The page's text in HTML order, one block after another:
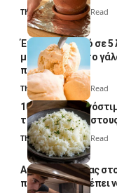
Thali Ombre4 Min Read
Έτοιμο παγωτό σε 5
μετατρέψετε το
παγωτομηχανή
Thali Ombre 4 Min Read
10 φορές ποιο
το απογειώσει
Thali Ombre4 Min Read
Αυγά κατσαρίδας
ποια σημεία πρέπει